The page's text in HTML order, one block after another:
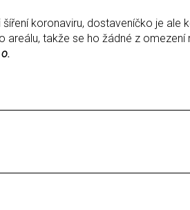
koronaviru, dostaveníčko je ale
takže se ho žádné z omezení